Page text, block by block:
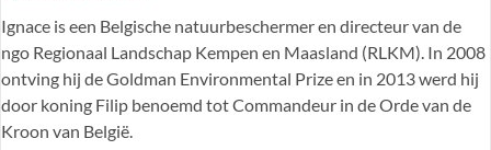
Ignace is een Belgische natuurbeschermer en directeur van de
ngo Regionaal Landschap Kempen en Maasland (RLKM). In 2008
ontving hij de Goldman Environmental Prize en in 2013 werd hij
door koning Filip benoemd tot Commandeur in de Orde van de
Kroon van België.